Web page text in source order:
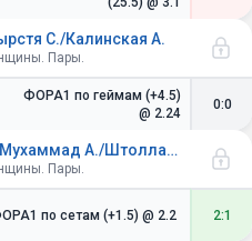
С./Калинская А.
Пары.
ФОРА1 по геймам (+4.5)
@ 2.24
0:0
Кемпен М./Клепач А. - Мухаммад А./Штоллар Ф.
Пары.
по сетам (+1.5) @ 2.2 2:1